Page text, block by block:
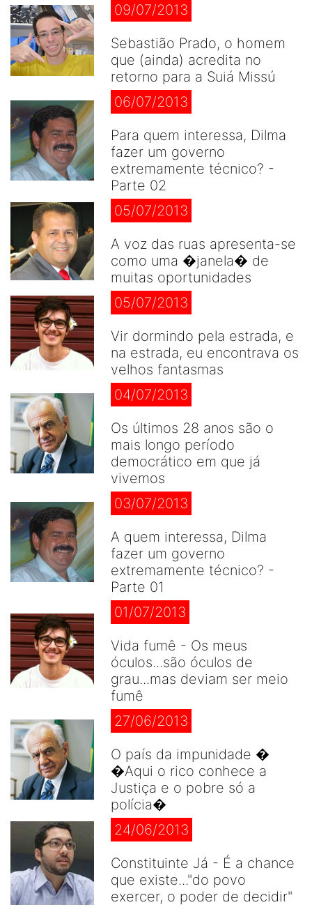
09/07/2013
Sebastião Prado, o homem
que (ainda) acredita no
retorno para a Suiá Missú
06/07/2013
Para quem interessa, Dilma
fazer um governo
extremamente técnico? -
Parte 02
05/07/2013
A voz das ruas apresenta-se
como uma �janela� de
muitas oportunidades
05/07/2013
Vir dormindo pela estrada, e
na estrada, eu encontrava os
velhos fantasmas
04/07/2013
Os últimos 28 anos são o
mais longo período
democrático em que já
vivemos
03/07/2013
A quem interessa, Dilma
fazer um governo
extremamente técnico? -
Parte 01
01/07/2013
Vida fumê - Os meus
óculos...são óculos de
grau...mas deviam ser meio
fumê
27/06/2013
O país da impunidade �
�Aqui o rico conhece a
Justiça e o pobre só a
polícia�
24/06/2013
Constituinte Já - É a chance
que existe..."do povo
exercer, o poder de decidir"